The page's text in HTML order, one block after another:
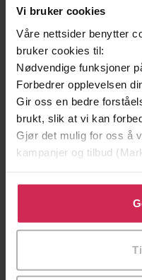
Vi bruker cookies
Våre nettsider benytter
bruker cookies til:
Nødvendige funksjoner
Forbedrer opplevelsen
Gir oss en bedre
brukt, slik at vi kan
Gjør det mulig for oss å
kampanjer og tilbud
Klikk på «Godta alle»
bruke cookies for alle
tilpasse ditt samtykke til
118,-